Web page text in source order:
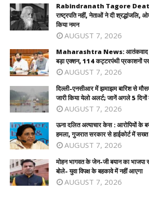
Rabindranath Tagore
राष्ट्रपति नहीं, नेताओं ने दी श्रद्धांजलि,
किया नमन
AUGUST 7, 2026
Maharashtra News: आतंकवाद पर
बड़ा एक्शन, 114 कट्टरपंथी प्रकाशनों
AUGUST 7, 2026
दिल्ली-एनसीआर में झमाझम बारिश से
जारी किया येलो अलर्ट; जानें अगले 5 दिनों
AUGUST 7, 2026
ऊना दलित अत्याचार केस : आरोपियों के
हमला, गुजरात सरकार से हाईकोर्ट में सख्त
AUGUST 7, 2026
मोहन भागवत के जेन-जी बयान का भाजपा
बोले- युवा विपक्ष के बहकावे में नहीं आएगा
AUGUST 7, 2026